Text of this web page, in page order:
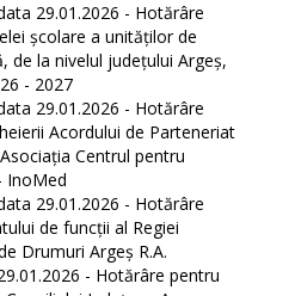
29.01.2026 - Hotărâre
școlare a unităților de
de la nivelul județului Argeș,
- 2027
29.01.2026 - Hotărâre
Acordului de Parteneriat
Centrul pentru
InoMed
29.01.2026 - Hotărâre
de funcţii al Regiei
Drumuri Argeș R.A.
- Hotărâre pentru